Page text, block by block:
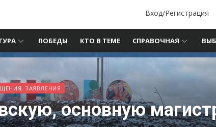
Вход/Регистрация
ПОБЕДЫ КТО В ТЕМЕ СПРАВОЧНАЯ
ЗАЯВЛЕНИЯ
основную